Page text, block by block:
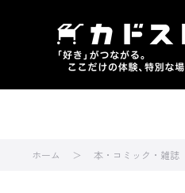
ホーム 本・コミック・雑誌